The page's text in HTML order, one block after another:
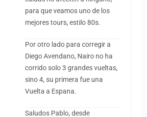
para que veamos uno de los
mejores tours, estilo 80s.
Por otro lado para corregir a
Diego Avendano, Nairo no ha
corrido solo 3 grandes vueltas,
sino 4, su primera fue una
Vuelta a Espana.
Saludos Pablo, desde